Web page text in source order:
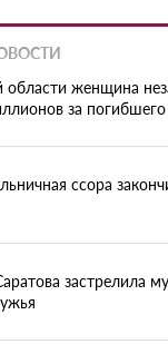
области женщина
за
ссора
застрелила